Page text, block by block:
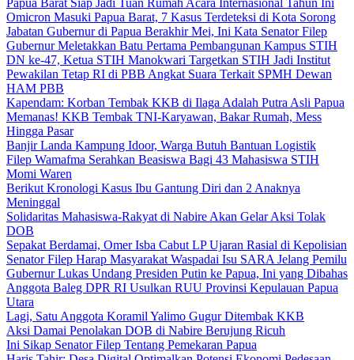
Papua Barat Siap Jadi Tuan Rumah Acara Internasional Tahun Ini
Omicron Masuki Papua Barat, 7 Kasus Terdeteksi di Kota Sorong
Jabatan Gubernur di Papua Berakhir Mei, Ini Kata Senator Filep
Gubernur Meletakkan Batu Pertama Pembangunan Kampus STIH
DN ke-47, Ketua STIH Manokwari Targetkan STIH Jadi Institut
Pewakilan Tetap RI di PBB Angkat Suara Terkait SPMH Dewan
HAM PBB
Kapendam: Korban Tembak KKB di Ilaga Adalah Putra Asli Papua
Memanas! KKB Tembak TNI-Karyawan, Bakar Rumah, Mess
Hingga Pasar
Banjir Landa Kampung Idoor, Warga Butuh Bantuan Logistik
Filep Wamafma Serahkan Beasiswa Bagi 43 Mahasiswa STIH
Momi Waren
Berikut Kronologi Kasus Ibu Gantung Diri dan 2 Anaknya
Meninggal
Solidaritas Mahasiswa-Rakyat di Nabire Akan Gelar Aksi Tolak
DOB
Sepakat Berdamai, Omer Isba Cabut LP Ujaran Rasial di Kepolisian
Senator Filep Harap Masyarakat Waspadai Isu SARA Jelang Pemilu
Gubernur Lukas Undang Presiden Putin ke Papua, Ini yang Dibahas
Anggota Baleg DPR RI Usulkan RUU Provinsi Kepulauan Papua
Utara
Lagi, Satu Anggota Koramil Yalimo Gugur Ditembak KKB
Aksi Damai Penolakan DOB di Nabire Berujung Ricuh
Ini Sikap Senator Filep Tentang Pemekaran Papua